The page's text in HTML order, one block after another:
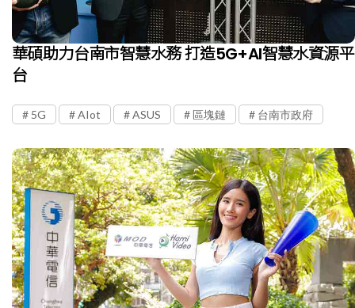
華碩助力台南市智慧水務 打造5G+AI智慧水資源平
台
5G AIot ASUS 區塊鏈 台南市政府